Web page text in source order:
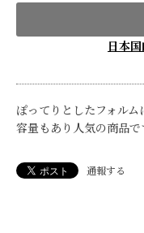
日本
ぽってりとしたフォル
容量もあり人気の商品で
通報する